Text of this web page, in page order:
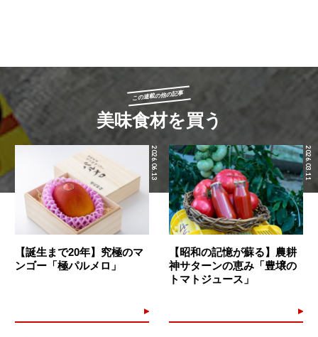
この連載の他の記事
美味食材を買う
2026.06.13
【誕生まで20年】究極のマ
ンゴー「極パルメロ」
2026.03.11
【昭和の記憶が蘇る】農耕
神サターンの恵み「豊壌の
トマトジュース」